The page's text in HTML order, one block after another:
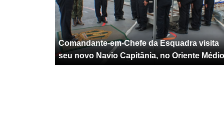
Comandante-em-Chefe da Esquadra visita
seu novo Navio Capitânia, no Oriente